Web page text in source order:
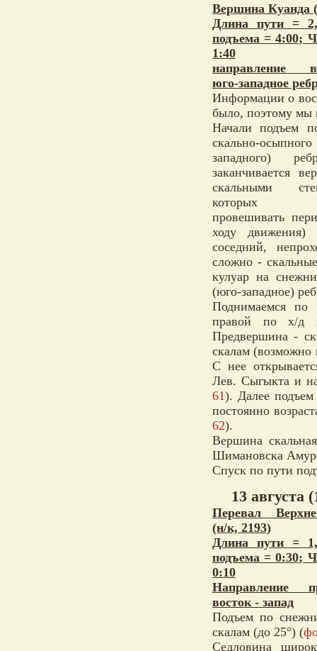
Вершина Куанда
Длина пути =
подъема = 4:00;
1:40
направление
юго-западное
Информации о
было, поэтому мы
Начали подъем
скально-
западного)
заканчивается
скальными
которых
провешивать
ходу движения)
соседний,
сложно -
кулуар на
(юго-западное)
Поднимаемся по
правой по х/д
Предвершина -
скалам
С нее
Лев. Сыгыкта и
61). Далее
постоянно
62).
Вершина
Шимановска
Спуск по пути
13 августа
Перевал
(н/к, 2193)
Длина пути =
подъема = 0:30;
0:10
Направление
восток - запад
Подъем по
скалам (до 25°) (
Седловина